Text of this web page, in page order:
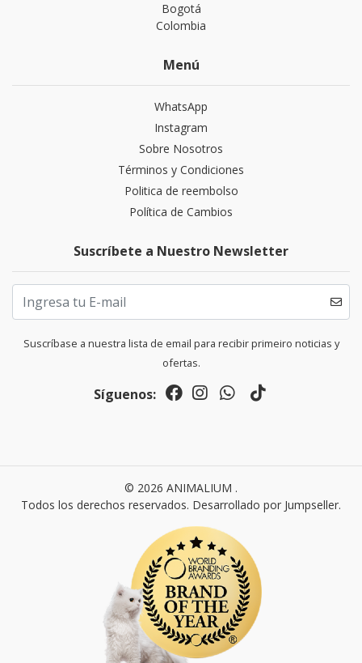
Bogotá
Colombia
Menú
WhatsApp
Instagram
Sobre Nosotros
Términos y Condiciones
Politica de reembolso
Política de Cambios
Suscríbete a Nuestro Newsletter
Suscríbase a nuestra lista de email para recibir primeiro noticias y
ofertas.
Síguenos:
© 2026 ANIMALIUM .
Todos los derechos reservados. Desarrollado por Jumpseller.